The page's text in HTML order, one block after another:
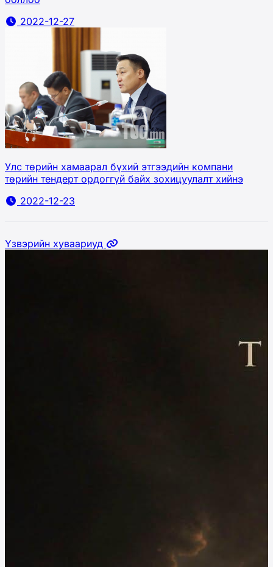
2022-12-27
Улс төрийн хамаарал бүхий этгээдийн компани
төрийн тендерт ордоггүй байх зохицуулалт хийнэ
2022-12-23
Үзвэрийн хуваариуд